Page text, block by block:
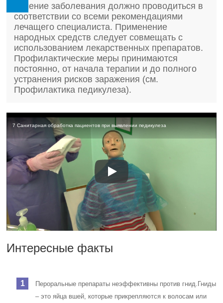
Лечение заболевания должно проводиться в
соответствии со всеми рекомендациями
лечащего специалиста. Применение
народных средств следует совмещать с
использованием лекарственных препаратов.
Профилактические меры принимаются
постоянно, от начала терапии и до полного
устранения рисков заражения (см.
Профилактика педикулеза).
7 Санитарная обработка пациентов при выявлении педикулеза
Интересные факты
Пероральные препараты неэффективны против гнид. Гниды
– это яйца вшей, которые прикрепляются к волосам или